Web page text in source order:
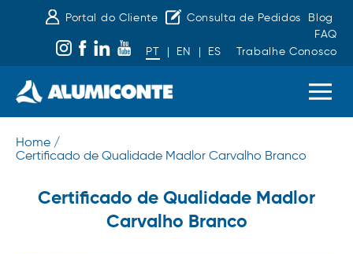
Portal do Cliente Consulta de Pedidos
Blog
FAQ
PT
| EN | ES Trabalhe Conosco
Home /
Certificado de Qualidade Madlor Carvalho Branco
Certificado de Qualidade Madlor
Carvalho Branco